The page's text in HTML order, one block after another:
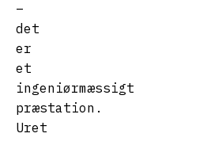
–
det
er
et
ingeniørmæssigt
præstation.
Uret